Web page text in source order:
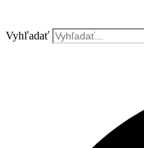
Vyhľadať